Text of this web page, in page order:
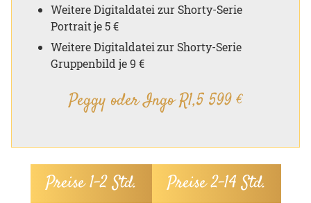
Weitere Digitaldatei zur Shorty-Serie
Portrait je 5 €
Weitere Digitaldatei zur Shorty-Serie
Gruppenbild je 9 €
Peggy oder Ingo R1,5 599 €
Preise 1–2 Std. Preise 2–14 Std.